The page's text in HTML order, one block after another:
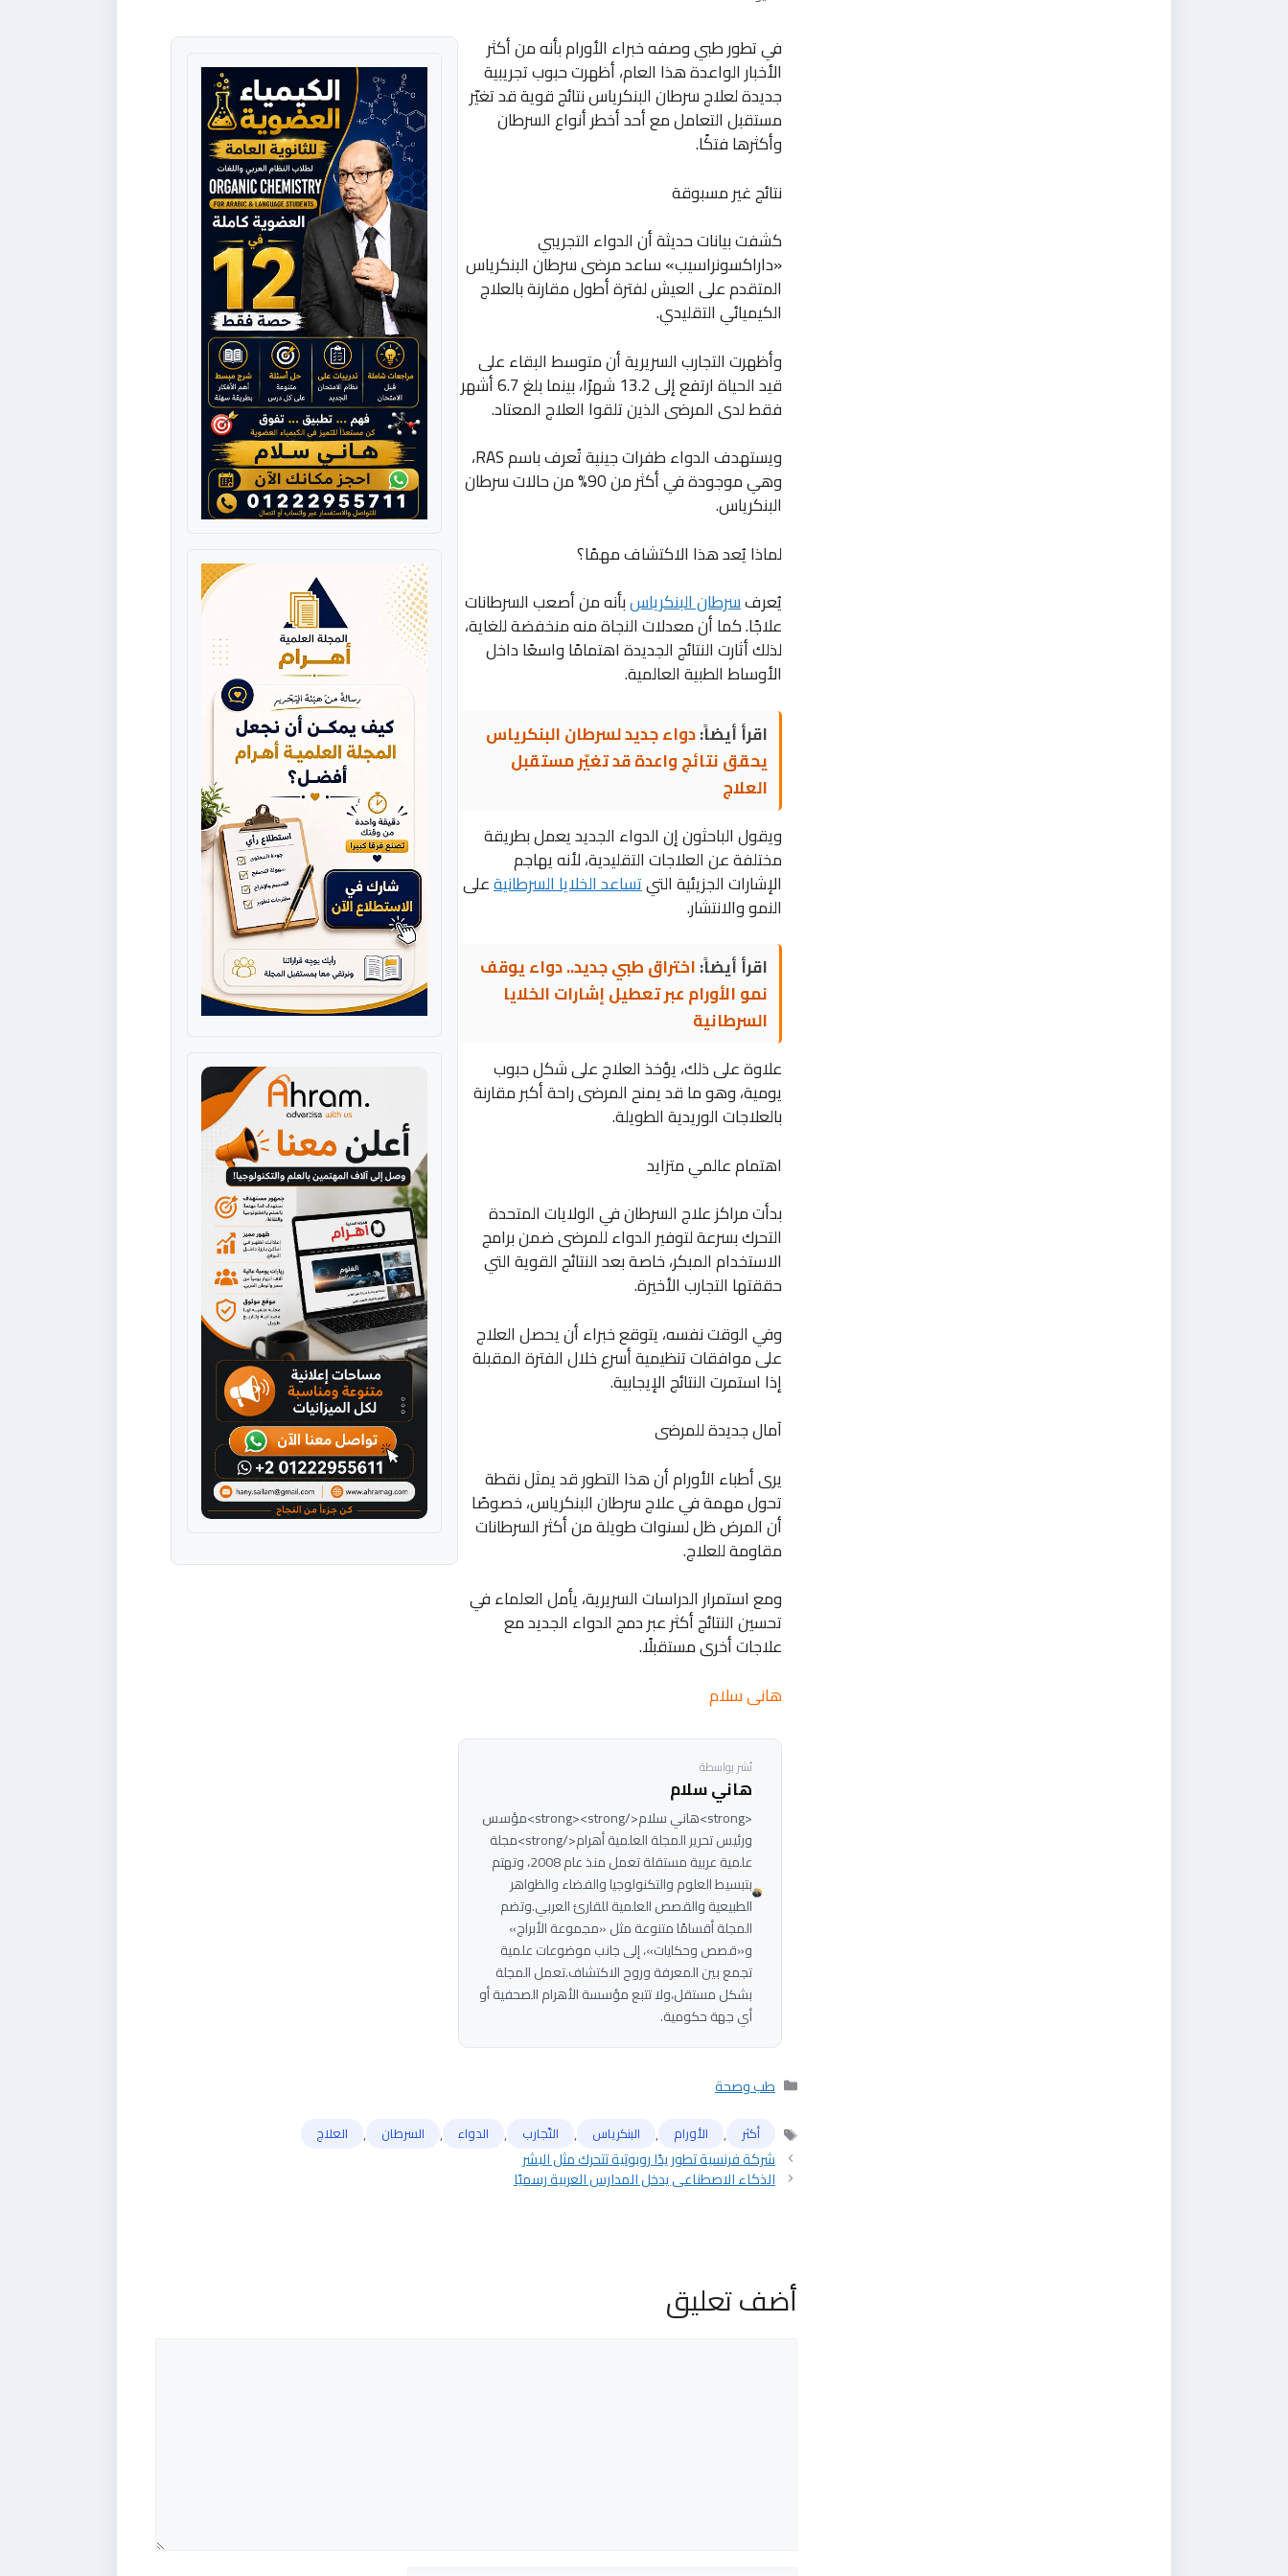
في تطور طبي وصفه خبراء الأورام بأنه من أكثر
الأخبار الواعدة هذا العام، أظهرت حبوب تجريبية
جديدة لعلاج سرطان البنكرياس نتائج قوية قد تغيّر
مستقبل التعامل مع أحد أخطر أنواع السرطان
وأكثرها فتكًا.
نتائج غير مسبوقة
كشفت بيانات حديثة أن الدواء التجريبي
«داراكسونراسيب» ساعد مرضى سرطان البنكرياس
المتقدم على العيش لفترة أطول مقارنة بالعلاج
الكيميائي التقليدي.
وأظهرت التجارب السريرية أن متوسط البقاء على
قيد الحياة ارتفع إلى 13.2 شهرًا، بينما بلغ 6.7 أشهر
فقط لدى المرضى الذين تلقوا العلاج المعتاد.
ويستهدف الدواء طفرات جينية تُعرف باسم RAS،
وهي موجودة في أكثر من 90% من حالات سرطان
البنكرياس.
لماذا يُعد هذا الاكتشاف مهمًا؟
يُعرفسرطان البنكرياسبأنه من أصعب السرطانات
علاجًا. كما أن معدلات النجاة منه منخفضة للغاية،
لذلك أثارت النتائج الجديدة اهتمامًا واسعًا داخل
الأوساط الطبية العالمية.
اقرأ أيضاً:دواء جديد لسرطان البنكرياس
يحقق نتائج واعدة قد تغيّر مستقبل
العلاج
ويقول الباحثون إن الدواء الجديد يعمل بطريقة
مختلفة عن العلاجات التقليدية، لأنه يهاجم
الإشارات الجزيئية التيتساعد الخلايا السرطانيةعلى
النمو والانتشار.
اقرأ أيضاً:اختراق طبي جديد.. دواء يوقف
نمو الأورام عبر تعطيل إشارات الخلايا
السرطانية
علاوة على ذلك، يؤخذ العلاج على شكل حبوب
يومية، وهو ما قد يمنح المرضى راحة أكبر مقارنة
بالعلاجات الوريدية الطويلة.
اهتمام عالمي متزايد
بدأت مراكز علاج السرطان في الولايات المتحدة
التحرك بسرعة لتوفير الدواء للمرضى ضمن برامج
الاستخدام المبكر، خاصة بعد النتائج القوية التي
حققتها التجارب الأخيرة.
وفي الوقت نفسه، يتوقع خبراء أن يحصل العلاج
على موافقات تنظيمية أسرع خلال الفترة المقبلة
إذا استمرت النتائج الإيجابية.
آمال جديدة للمرضى
يرى أطباء الأورام أن هذا التطور قد يمثل نقطة
تحول مهمة في علاج سرطان البنكرياس، خصوصًا
أن المرض ظل لسنوات طويلة من أكثر السرطانات
مقاومة للعلاج.
ومع استمرار الدراسات السريرية، يأمل العلماء في
تحسين النتائج أكثر عبر دمج الدواء الجديد مع
علاجات أخرى مستقبلًا.
هانى سلام
نُشر بواسطة
هاني سلام
<strong>هاني سلام</strong><strong>مؤسس
ورئيس تحرير المجلة العلمية أهرام</strong>مجلة
علمية عربية مستقلة تعمل منذ عام 2008، وتهتم
بتبسيط العلوم والتكنولوجيا والفضاء والظواهر
الطبيعية والقصص العلمية للقارئ العربي.وتضم
المجلة أقسامًا متنوعة مثل «مجموعة الأبراج»
و«قصص وحكايات»، إلى جانب موضوعات علمية
تجمع بين المعرفة وروح الاكتشاف.تعمل المجلة
بشكل مستقل،ولا تتبع مؤسسة الأهرام الصحفية أو
أي جهة حكومية.
التصنيفات
طب وصحة
الوسومأكثر , الأورام , البنكرياس , التّجارب , الدواء , السرطان , العلاج
شركة فرنسية تطور يدًا روبوتية تتحرك مثل البشر
الذكاء الاصطناعي يدخل المدارس العربية رسميًا
أضف تعليق